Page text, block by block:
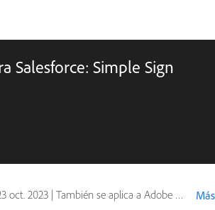
Salesforce: Simple Sign
oct. 2023 | También se aplica a Adobe Acrobat Sign Más